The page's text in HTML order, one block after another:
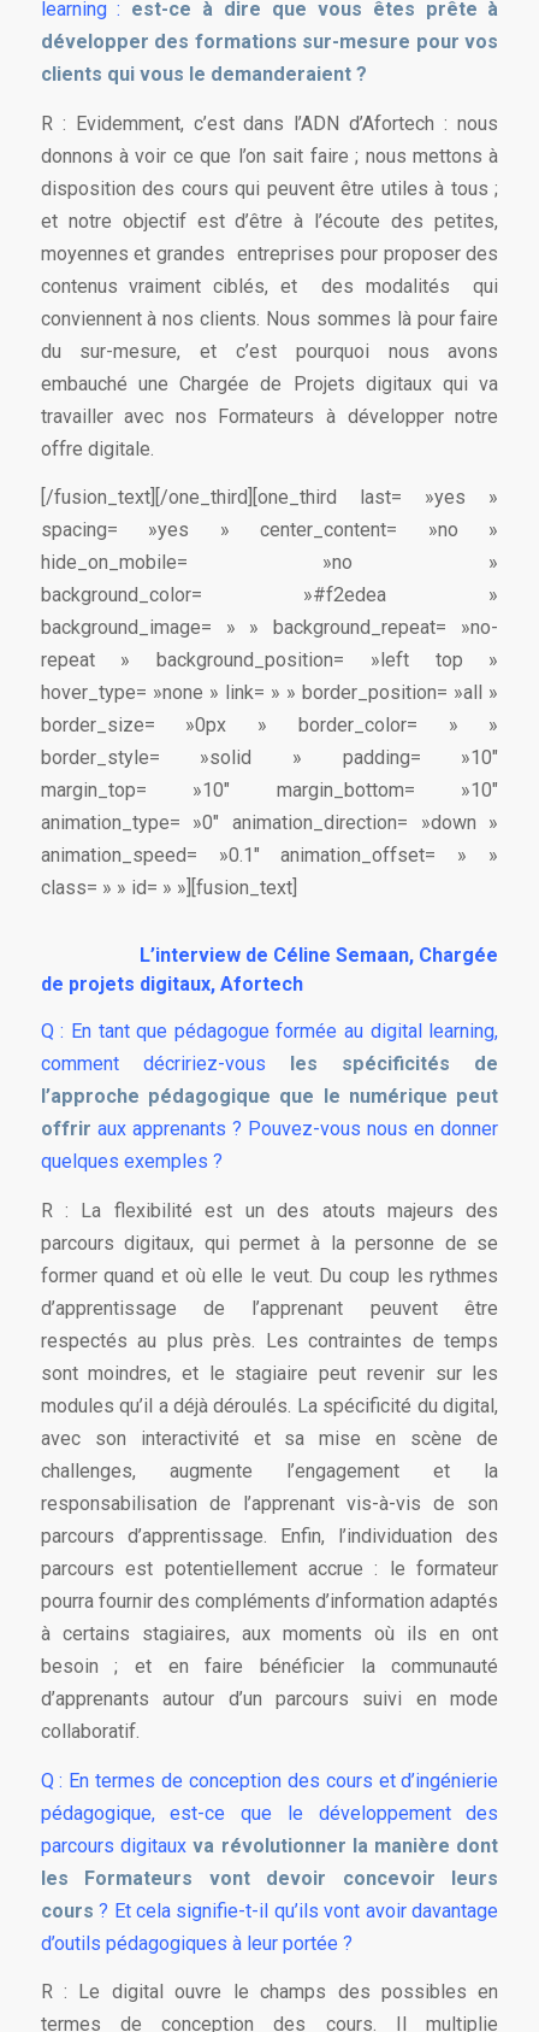
learning : est-ce à dire que vous êtes prête à
développer des formations sur-mesure pour vos
clients qui vous le demanderaient ?
R : Evidemment, c’est dans l’ADN d’Afortech : nous
donnons à voir ce que l’on sait faire ; nous mettons à
disposition des cours qui peuvent être utiles à tous ;
et notre objectif est d’être à l’écoute des petites,
moyennes et grandes entreprises pour proposer des
contenus vraiment ciblés, et des modalités qui
conviennent à nos clients. Nous sommes là pour faire
du sur-mesure, et c’est pourquoi nous avons
embauché une Chargée de Projets digitaux qui va
travailler avec nos Formateurs à développer notre
offre digitale.
[/fusion_text][/one_third][one_third last= »yes »
spacing= »yes » center_content= »no »
hide_on_mobile= »no »
background_color= »#f2edea »
background_image= » » background_repeat= »no-
repeat » background_position= »left top »
hover_type= »none » link= » » border_position= »all »
border_size= »0px » border_color= » »
border_style= »solid » padding= »10″
margin_top= »10″ margin_bottom= »10″
animation_type= »0″ animation_direction= »down »
animation_speed= »0.1″ animation_offset= » »
class= » » id= » »][fusion_text]
L’interview de Céline Semaan, Chargée
de projets digitaux, Afortech
Q : En tant que pédagogue formée au digital learning,
comment décririez-vous
les spécificités de
l’approche pédagogique que le numérique peut
offrir aux apprenants ? Pouvez-vous nous en donner
quelques exemples ?
R : La flexibilité est un des atouts majeurs des
parcours digitaux, qui permet à la personne de se
former quand et où elle le veut. Du coup les rythmes
d’apprentissage de l’apprenant peuvent être
respectés au plus près. Les contraintes de temps
sont moindres, et le stagiaire peut revenir sur les
modules qu’il a déjà déroulés. La spécificité du digital,
avec son interactivité et sa mise en scène de
challenges, augmente l’engagement et la
responsabilisation de l’apprenant vis-à-vis de son
parcours d’apprentissage. Enfin, l’individuation des
parcours est potentiellement accrue : le formateur
pourra fournir des compléments d’information adaptés
à certains stagiaires, aux moments où ils en ont
besoin ; et en faire bénéficier la communauté
d’apprenants autour d’un parcours suivi en mode
collaboratif.
Q : En termes de conception des cours et d’ingénierie
pédagogique, est-ce que le développement des
parcours digitauxva révolutionner la manière dont
les Formateurs vont devoir concevoir leurs
cours ? Et cela signifie-t-il qu’ils vont avoir davantage
d’outils pédagogiques à leur portée ?
R : Le digital ouvre le champs des possibles en
termes de conception des cours. Il multiplie